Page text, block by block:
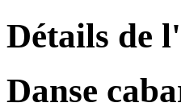
Détails de
Danse